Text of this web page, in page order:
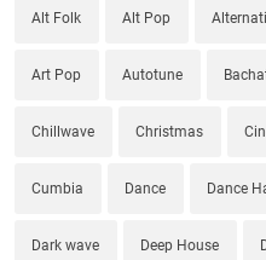
Alt Folk Alt Pop
Art Pop Autotune
Chillwave Christmas
Cumbia Dance Dance
Dark wave Deep House